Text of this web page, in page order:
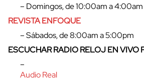
– Domingos, de 10:00am a 4:00am
REVISTA ENFOQUE
– Sábados, de 8:00am a 5:00pm
ESCUCHAR RADIO RELOJ EN VIVO
–
Audio Real